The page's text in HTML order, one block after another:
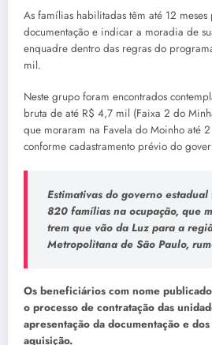
As famílias habilitadas têm até 12
documentação e indicar a moradia de
enquadre dentro das regras do
mil.
Neste grupo foram encontrados
bruta de até R$ 4,7 mil (Faixa 2 do
que moraram na Favela do Moinho até
conforme cadastramento prévio do
Estimativas do governo
820 famílias na ocupação, que
trem que vão da Luz para a
Metropolitana de São Paulo,
Os beneficiários com nome
o processo de contratação das
apresentação da documentação e
aquisição.